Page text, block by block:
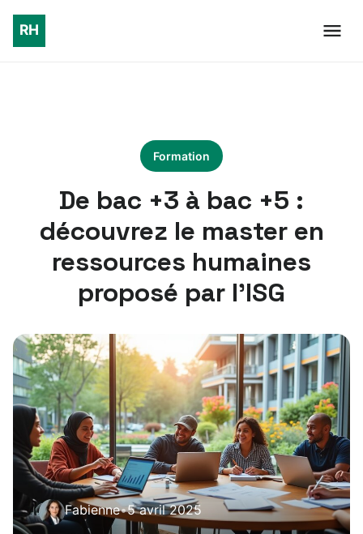
Formation
De bac +3 à bac +5 :
découvrez le master en
ressources humaines
proposé par l’ISG
Fabienne•5 avril 2025